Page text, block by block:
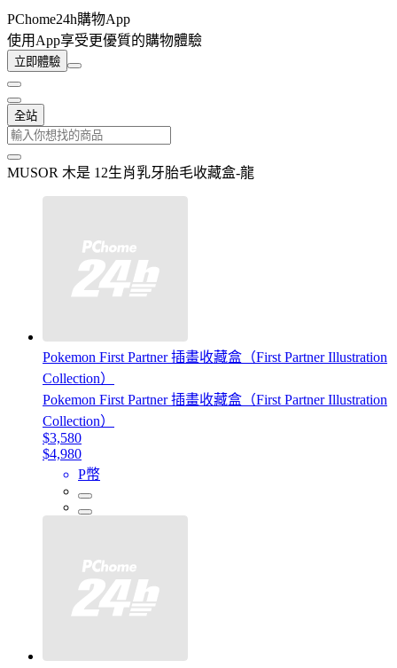
PChome24h購物App
使用App享受更優質的購物體驗
立即體驗
全站
MUSOR 木是 12生肖乳牙胎毛收藏盒-龍
Pokemon First Partner 插畫收藏盒（First Partner Illustration
Collection）
Pokemon First Partner 插畫收藏盒（First Partner Illustration
Collection）
$3,580
$4,980
P幣